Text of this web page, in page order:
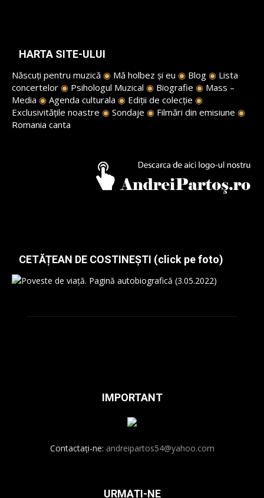
HARTA SITE-ULUI
Născuți pentru muzică ◉ Mă holbez și eu ◉ Blog ◉ Lista
concertelor ◉ Psihologul Muzical ◉ Biografie ◉ Mass –
Media ◉ Agenda culturala ◉ Ediții de colecție ◉
Exclusivitățile noastre ◉ Sondaje ◉ Filmări din emisiune ◉
Romania canta
CETĂȚEAN DE COSTINEȘTI (click pe foto)
IMPORTANT
Contactați-ne: andreipartos54@yahoo.com
URMAȚI-NE